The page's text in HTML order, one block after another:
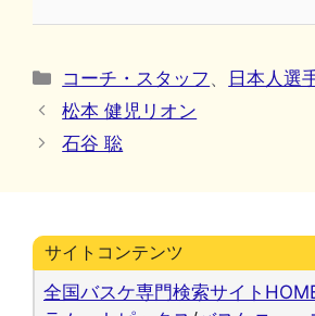
カ
テ
リ
コーチ・スタッフ 、 日本人選
松本 健児リオン
石谷 聡
サイトコンテンツ
全国バスケ専門検索サイト